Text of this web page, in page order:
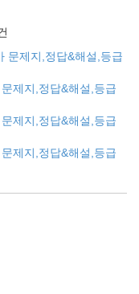
문제지,정답&해설,등급
제지,정답&해설,등급
제지,정답&해설,등급
제지,정답&해설,등급